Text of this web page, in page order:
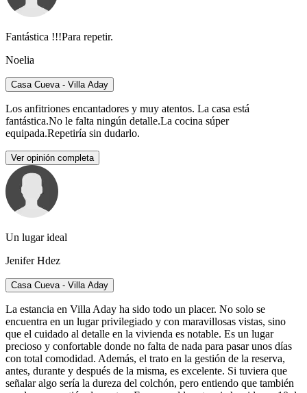
Fantástica !!!Para repetir.
Noelia
Casa Cueva - Villa Aday
Los anfitriones encantadores y muy atentos. La casa está
fantástica.No le falta ningún detalle.La cocina súper
equipada.Repetiría sin dudarlo.
Ver opinión completa
Un lugar ideal
Jenifer Hdez
Casa Cueva - Villa Aday
La estancia en Villa Aday ha sido todo un placer. No solo se
encuentra en un lugar privilegiado y con maravillosas vistas, sino
que el cuidado al detalle en la vivienda es notable. Es un lugar
precioso y confortable donde no falta de nada para pasar unos días
con total comodidad. Además, el trato en la gestión de la reserva,
antes, durante y después de la misma, es excelente. Si tuviera que
señalar algo sería la dureza del colchón, pero entiendo que también